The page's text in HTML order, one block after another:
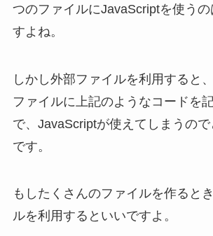
つのファイルにJavaScriptを使う
すよね。
しかし外部ファイルを利用すると
ファイルに上記のようなコードを
で、JavaScriptが使えてしまうの
です。
もしたくさんのファイルを作ると
ルを利用するといいですよ。